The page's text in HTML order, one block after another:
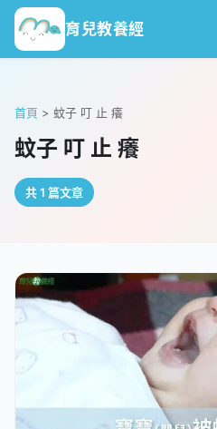
育兒教養經
首頁 > 蚊子 叮 止 癢
蚊子 叮 止 癢
共 1 篇文章